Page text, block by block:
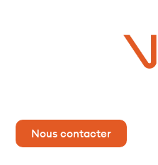
Nous contacter